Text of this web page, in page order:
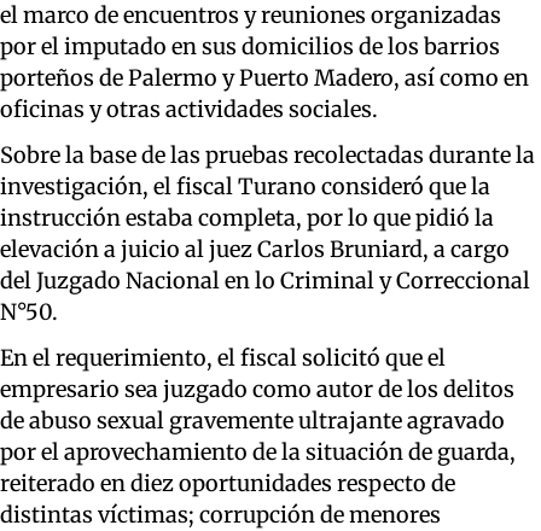
el marco de encuentros y reuniones organizadas
por el imputado en sus domicilios de los barrios
porteños de Palermo y Puerto Madero, así como en
oficinas y otras actividades sociales.
Sobre la base de las pruebas recolectadas durante la
investigación, el fiscal Turano consideró que la
instrucción estaba completa, por lo que pidió la
elevación a juicio al juez Carlos Bruniard, a cargo
del Juzgado Nacional en lo Criminal y Correccional
N°50.
En el requerimiento, el fiscal solicitó que el
empresario sea juzgado como autor de los delitos
de abuso sexual gravemente ultrajante agravado
por el aprovechamiento de la situación de guarda,
reiterado en diez oportunidades respecto de
distintas víctimas; corrupción de menores